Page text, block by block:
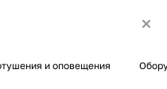
и оповещения